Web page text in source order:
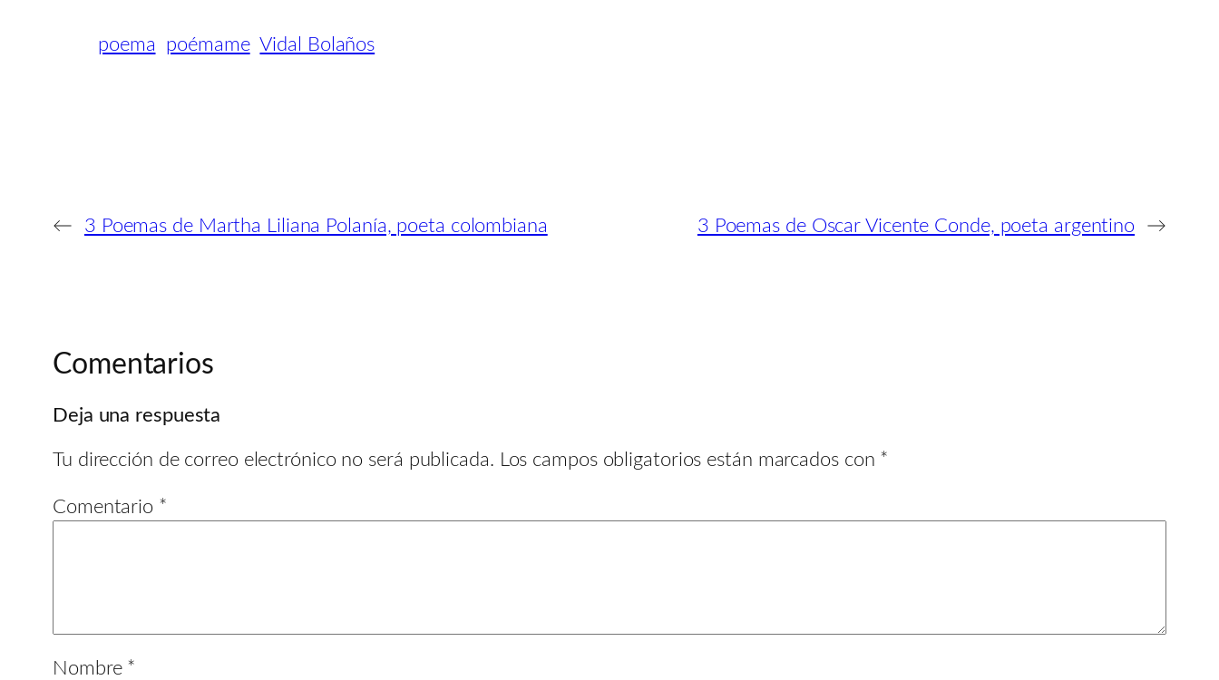
poema poémame Vidal Bolaños
← 3 Poemas de Martha Liliana Polanía, poeta colombiana 3 Poemas de Oscar Vicente Conde, poeta argentino →
Comentarios
Deja una respuesta
Tu dirección de correo electrónico no será publicada. Los campos obligatorios están marcados con *
Comentario *
Nombre *